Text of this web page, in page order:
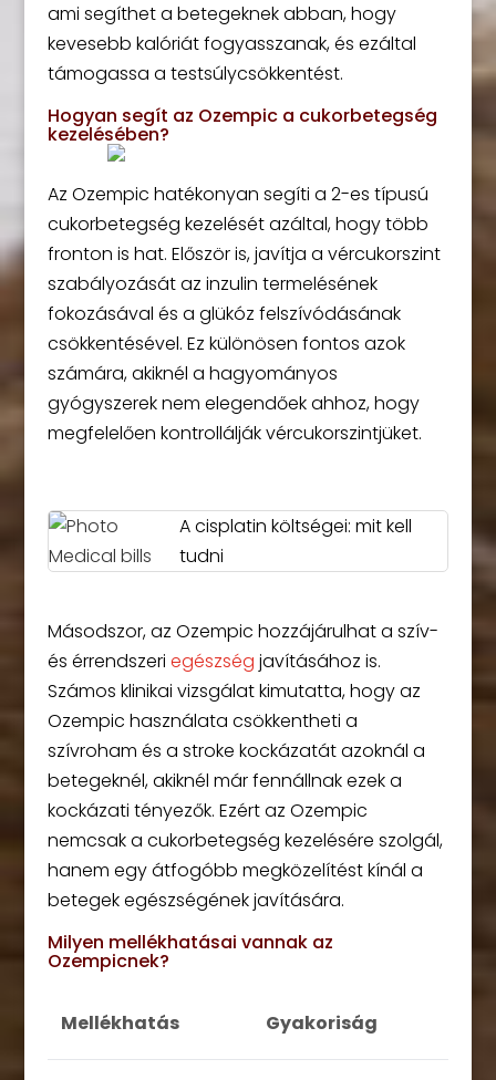
ami segíthet a betegeknek abban, hogy
kevesebb kalóriát fogyasszanak, és ezáltal
támogassa a testsúlycsökkentést.
Hogyan segít az Ozempic a cukorbetegség
kezelésében?
Az Ozempic hatékonyan segíti a 2-es típusú
cukorbetegség kezelését azáltal, hogy több
fronton is hat. Először is, javítja a vércukorszint
szabályozását az inzulin termelésének
fokozásával és a glükóz felszívódásának
csökkentésével. Ez különösen fontos azok
számára, akiknél a hagyományos
gyógyszerek nem elegendőek ahhoz, hogy
megfelelően kontrollálják vércukorszintjüket.
A cisplatin költségei: mit kell
tudni
Másodszor, az Ozempic hozzájárulhat a szív-
és érrendszeri egészség javításához is.
Számos klinikai vizsgálat kimutatta, hogy az
Ozempic használata csökkentheti a
szívroham és a stroke kockázatát azoknál a
betegeknél, akiknél már fennállnak ezek a
kockázati tényezők. Ezért az Ozempic
nemcsak a cukorbetegség kezelésére szolgál,
hanem egy átfogóbb megközelítést kínál a
betegek egészségének javítására.
Milyen mellékhatásai vannak az
Ozempicnek?
Mellékhatás Gyakoriság